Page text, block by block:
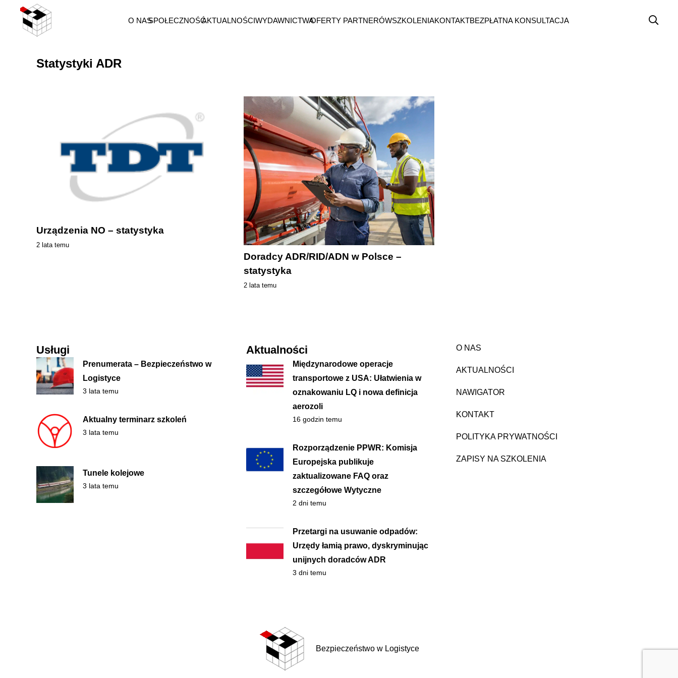
O NASSPOŁECZNOŚĆAKTUALNOŚCIWYDAWNICTWAOFERTY PARTNERÓWSZKOLENIAKONTAKTBEZPŁATNA KONSULTACJA
Statystyki ADR
Urządzenia NO – statystyka
2 lata temu
Doradcy ADR/RID/ADN w Polsce –
statystyka
2 lata temu
Usługi
Prenumerata – Bezpieczeństwo w
Logistyce
3 lata temu
Aktualny terminarz szkoleń
3 lata temu
Tunele kolejowe
3 lata temu
Aktualności
Międzynarodowe operacje
transportowe z USA: Ułatwienia w
oznakowaniu LQ i nowa definicja
aerozoli
16 godzin temu
Rozporządzenie PPWR: Komisja
Europejska publikuje
zaktualizowane FAQ oraz
szczegółowe Wytyczne
2 dni temu
Przetargi na usuwanie odpadów:
Urzędy łamią prawo, dyskryminując
unijnych doradców ADR
3 dni temu
O NAS
AKTUALNOŚCI
NAWIGATOR
KONTAKT
POLITYKA PRYWATNOŚCI
ZAPISY NA SZKOLENIA
Bezpieczeństwo w Logistyce